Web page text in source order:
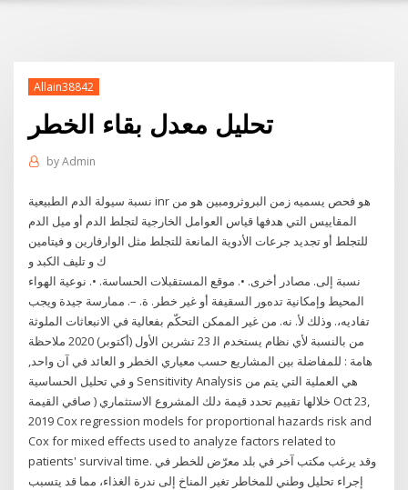
Allain38842
تحليل معدل بقاء الخطر
byAdmin
نسبة سيولة الدم الطبيعية inr هو فحص يسميه زمن البروثرومبين هو من
المقاييس التي هدفها قياس العوامل الخارجية لتجلط الدم أو ميل الدم
للتجلط أو تجديد جرعات الأدوية المانعة للتجلط مثل الوارفارين و فيتامين
ك و تليف الكبد و
ﻧﺴﺒﺔ إﻟﻰ. ﻣﺼﺎدر أﺧﺮى. •. ﻣﻮﻗﻊ اﻟﻤﺴﺘﻘﺒﻼت اﻟﺤﺴﺎﺳﺔ. •. ﻧﻮﻋﻴﺔ اﻟﻬﻮاء
اﻟﻤﺤﻴﻂ وإﻣﻜﺎﻧﻴﺔ ﺗﺪهﻮر اﻟﺴﻘﻴﻔﺔ أو ﻏﻴﺮ ﺧﻄﺮ. ة. –. ﻣﻤﺎرﺳﺔ ﺟﻴﺪة وﻳﺠﺐ
ﺗﻔﺎدﻳﻪ،. وذﻟﻚ ﻷ. ﻧﻪ. ﻣﻦ ﻏﻴﺮ اﻟﻤﻤﻜﻦ اﻟﺘﺤﻜّﻢ ﺑﻔﻌﺎﻟﻴﺔ ﻓﻲ اﻻﻧﺒﻌﺎﺛﺎت اﻟﻤﻠﻮﺛﺔ
ﻣﻦ ﺑﺎﻟﻨﺴﺒﺔ ﻷي ﻧﻈﺎم ﻳﺴﺘﺨﺪم اﻟ 23 تشرين الأول (أكتوبر) 2020 ملاحظة
هامة : للمفاضلة بين المشاريع حسب معياري الخطر و العائد في آن واحد,
و في تحليل الحساسية Sensitivity Analysis هي العملية التي يتم من
خلالها تقييم تحدد قيمة دلك المشروع الاستثماري ( صافي القيمة Oct 23,
2019 Cox regression models for proportional hazards risk and
Cox for mixed effects used to analyze factors related to
patients' survival time. وقد يرغب مكتب آخر في بلد معرّض للخطر في
إجراء تحليل وطني للمخاطر تغير المناخ إلى ندرة الغذاء، مما قد يتسبب